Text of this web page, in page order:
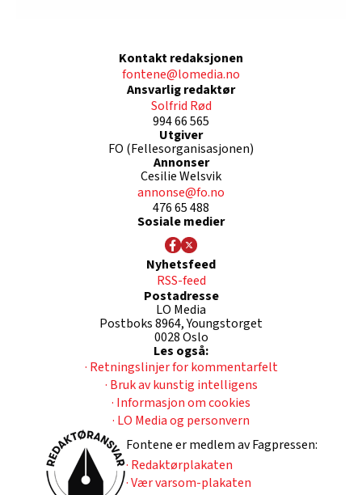
Kontakt redaksjonen
fontene@lomedia.no
Ansvarlig redaktør
Solfrid Rød
994 66 565
Utgiver
FO (Fellesorganisasjonen)
Annonser
Cesilie Welsvik
annonse@fo.no
476 65 488
Sosiale medier
Nyhetsfeed
RSS-feed
Postadresse
LO Media
Postboks 8964, Youngstorget
0028 Oslo
Les også:
· Retningslinjer for kommentarfelt
· Bruk av kunstig intelligens
· Informasjon om cookies
· LO Media og personvern
Fontene er medlem av Fagpressen:
· Redaktørplakaten
· Vær varsom-plakaten